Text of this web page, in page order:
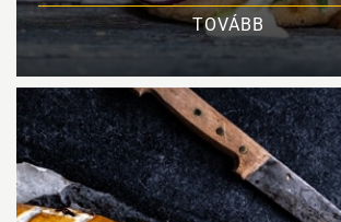
TOVÁBB